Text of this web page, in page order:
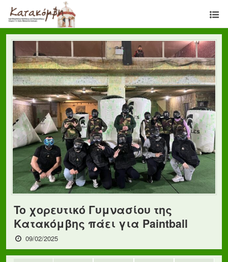
To χορευτικό Γυμνασίου της
Κατακόμβης πάει για Paintball
09/02/2025